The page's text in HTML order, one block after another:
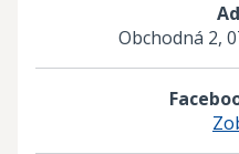
Obchodná 2,